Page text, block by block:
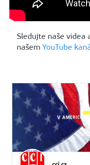
Sledujte naše videa
našem YouTube